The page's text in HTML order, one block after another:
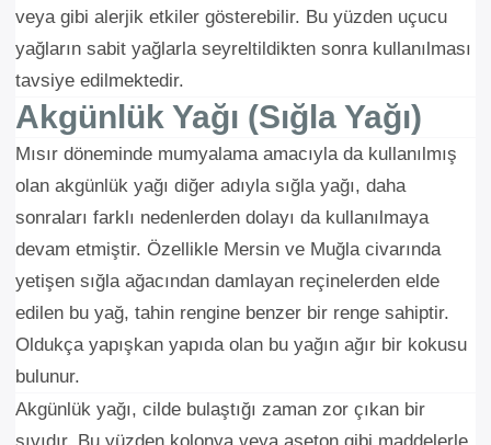
veya gibi alerjik etkiler gösterebilir. Bu yüzden uçucu
yağların sabit yağlarla seyreltildikten sonra kullanılması
tavsiye edilmektedir.
Akgünlük Yağı (Sığla Yağı)
Mısır döneminde mumyalama amacıyla da kullanılmış
olan akgünlük yağı diğer adıyla sığla yağı, daha
sonraları farklı nedenlerden dolayı da kullanılmaya
devam etmiştir. Özellikle Mersin ve Muğla civarında
yetişen sığla ağacından damlayan reçinelerden elde
edilen bu yağ, tahin rengine benzer bir renge sahiptir.
Oldukça yapışkan yapıda olan bu yağın ağır bir kokusu
bulunur.
Akgünlük yağı, cilde bulaştığı zaman zor çıkan bir
sıvıdır. Bu yüzden kolonya veya aseton gibi maddelerle
AYNI GÜN
TESLİMAT
ÜRÜNLERİ
×
Sepetinizde AYNI GÜN TESLİMAT
ürünü bulunduğu için AYNI GÜN
TESLİMAT kargo seçeneği dışında
seçemezsiniz. NOT: AYNI GÜN
TESLİMAT hizmeti sadece İSTANBUL
ve 850TL üzeri siparişler için
geçerlidir.